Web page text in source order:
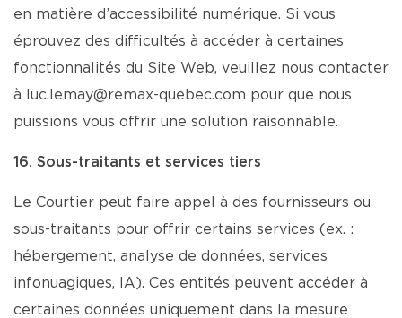
en matière d’accessibilité numérique. Si vous
éprouvez des difficultés à accéder à certaines
fonctionnalités du Site Web, veuillez nous contacter
à luc.lemay@remax-quebec.com pour que nous
puissions vous offrir une solution raisonnable.
16. Sous-traitants et services tiers
Le Courtier peut faire appel à des fournisseurs ou
sous-traitants pour offrir certains services (ex. :
hébergement, analyse de données, services
infonuagiques, IA). Ces entités peuvent accéder à
certaines données uniquement dans la mesure